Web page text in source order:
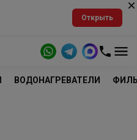
Открыть
ВОДОНАГРЕВАТЕЛИ